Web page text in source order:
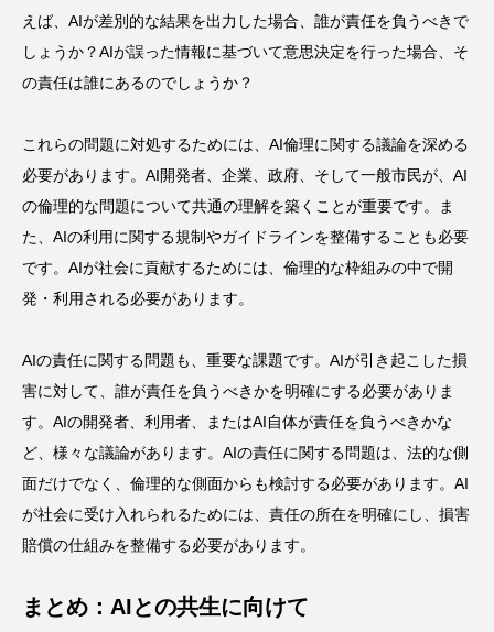
えば、AIが差別的な結果を出力した場合、誰が責任を負うべきで
しょうか？AIが誤った情報に基づいて意思決定を行った場合、そ
の責任は誰にあるのでしょうか？
これらの問題に対処するためには、AI倫理に関する議論を深める
必要があります。AI開発者、企業、政府、そして一般市民が、AI
の倫理的な問題について共通の理解を築くことが重要です。ま
た、AIの利用に関する規制やガイドラインを整備することも必要
です。AIが社会に貢献するためには、倫理的な枠組みの中で開
発・利用される必要があります。
AIの責任に関する問題も、重要な課題です。AIが引き起こした損
害に対して、誰が責任を負うべきかを明確にする必要がありま
す。AIの開発者、利用者、またはAI自体が責任を負うべきかな
ど、様々な議論があります。AIの責任に関する問題は、法的な側
面だけでなく、倫理的な側面からも検討する必要があります。AI
が社会に受け入れられるためには、責任の所在を明確にし、損害
賠償の仕組みを整備する必要があります。
まとめ：AIとの共生に向けて